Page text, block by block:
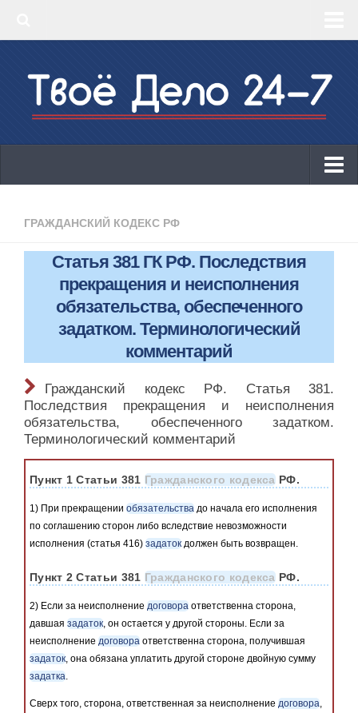
‣ КБК 2019
КБК 2019
ОКВЭД 2019
Онлайн-кассы 2019: 54-ФЗ!
Законодательство
ГРАЖДАНСКИЙ КОДЕКС РФ
Статья 381 ГК РФ. Последствия
прекращения и неисполнения
обязательства, обеспеченного
задатком. Терминологический
комментарий
Гражданский кодекс РФ. Статья 381.
Последствия прекращения и неисполнения
обязательства, обеспеченного задатком.
Терминологический комментарий
Пункт 1 Статьи 381 Гражданского кодекса РФ.
1) При прекращении обязательства до начала его исполнения
по соглашению сторон либо вследствие невозможности
исполнения (статья 416) задаток должен быть возвращен.
Пункт 2 Статьи 381 Гражданского кодекса РФ.
2) Если за неисполнение договора ответственна сторона,
давшая задаток, он остается у другой стороны. Если за
неисполнение договора ответственна сторона, получившая
задаток, она обязана уплатить другой стороне двойную сумму
задатка.
Сверх того, сторона, ответственная за неисполнение договора,